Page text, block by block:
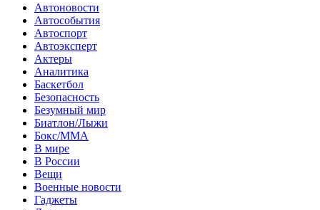
Автоновости
Автособытия
Автоспорт
Автоэксперт
Актеры
Аналитика
Баскетбол
Безопасность
Безумный мир
Биатлон/Лыжи
Бокс/MMA
В мире
В России
Вещи
Военные новости
Гаджеты